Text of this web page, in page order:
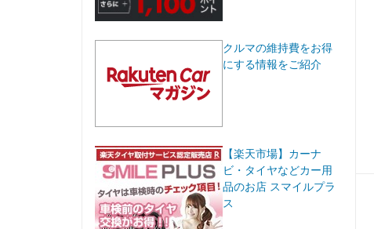
クルマの維持費をお得
にする情報をご紹介
【楽天市場】カーナ
ビ・タイヤなどカー用
品のお店 スマイルプラ
ス